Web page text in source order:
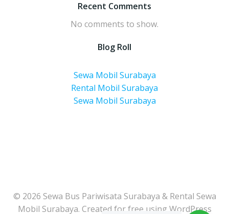
Recent Comments
No comments to show.
Blog Roll
Sewa Mobil Surabaya
Rental Mobil Surabaya
Sewa Mobil Surabaya
© 2026 Sewa Bus Pariwisata Surabaya & Rental Sewa
Mobil Surabaya. Created for free using WordPress